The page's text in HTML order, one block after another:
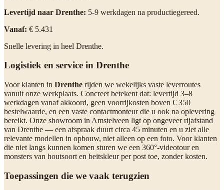
Levertijd naar Drenthe: 5-9 werkdagen na productiegereed.
Vanaf: € 5.431
Snelle levering in heel Drenthe.
Logistiek en service in Drenthe
Voor klanten in Drenthe rijden we wekelijks vaste leverroutes
vanuit onze werkplaats. Concreet betekent dat: levertijd 3–8
werkdagen vanaf akkoord, geen voorrijkosten boven € 350
bestelwaarde, en een vaste contactmonteur die u ook na oplevering
bereikt. Onze showroom in Amstelveen ligt op ongeveer rijafstand
van Drenthe — een afspraak duurt circa 45 minuten en u ziet alle
relevante modellen in opbouw, niet alleen op een foto. Voor klanten
die niet langs kunnen komen sturen we een 360°-videotour en
monsters van houtsoort en beitskleur per post toe, zonder kosten.
Toepassingen die we vaak terugzien